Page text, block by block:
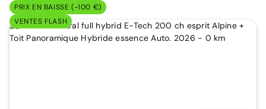
PRIX EN BAISSE (-100 €)
VENTES FLASH